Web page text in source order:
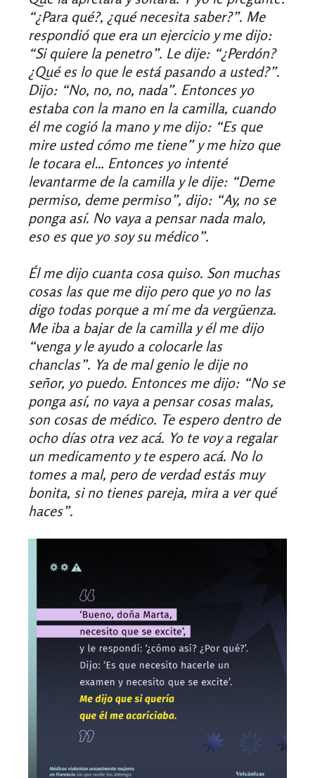
“¿Para qué?, ¿qué necesita saber?”. Me
respondió que era un ejercicio y me dijo:
“Si quiere la penetro”. Le dije: “¿Perdón?
¿Qué es lo que le está pasando a usted?”.
Dijo: “No, no, no, nada”. Entonces yo
estaba con la mano en la camilla, cuando
él me cogió la mano y me dijo: “Es que
mire usted cómo me tiene” y me hizo que
le tocara el… Entonces yo intenté
levantarme de la camilla y le dije: “Deme
permiso, deme permiso”, dijo: “Ay, no se
ponga así. No vaya a pensar nada malo,
eso es que yo soy su médico”.
Él me dijo cuanta cosa quiso. Son muchas
cosas las que me dijo pero que yo no las
digo todas porque a mí me da vergüenza.
Me iba a bajar de la camilla y él me dijo
“venga y le ayudo a colocarle las
chanclas”. Ya de mal genio le dije no
señor, yo puedo. Entonces me dijo: “No se
ponga así, no vaya a pensar cosas malas,
son cosas de médico. Te espero dentro de
ocho días otra vez acá. Yo te voy a regalar
un medicamento y te espero acá. No lo
tomes a mal, pero de verdad estás muy
bonita, si no tienes pareja, mira a ver qué
haces”.